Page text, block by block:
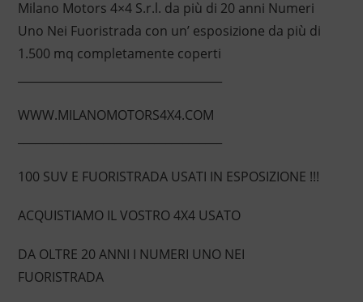
Milano Motors 4×4 S.r.l. da più di 20 anni Numeri
Uno Nei Fuoristrada con un’ esposizione da più di
1.500 mq completamente coperti
WWW.MILANOMOTORS4X4.COM
100 SUV E FUORISTRADA USATI IN ESPOSIZIONE !!!
ACQUISTIAMO IL VOSTRO 4X4 USATO
DA OLTRE 20 ANNI I NUMERI UNO NEI
FUORISTRADA